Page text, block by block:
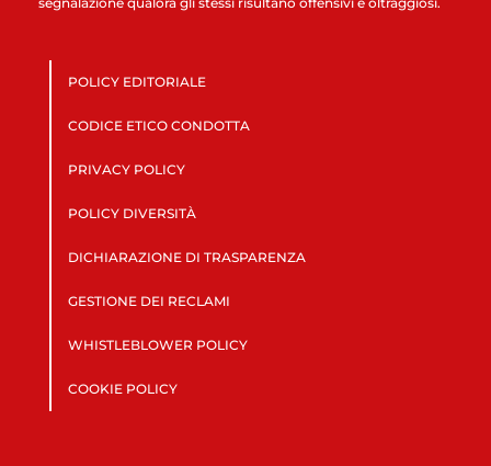
POLICY EDITORIALE
CODICE ETICO CONDOTTA
PRIVACY POLICY
POLICY DIVERSITÀ
DICHIARAZIONE DI TRASPARENZA
GESTIONE DEI RECLAMI
WHISTLEBLOWER POLICY
COOKIE POLICY